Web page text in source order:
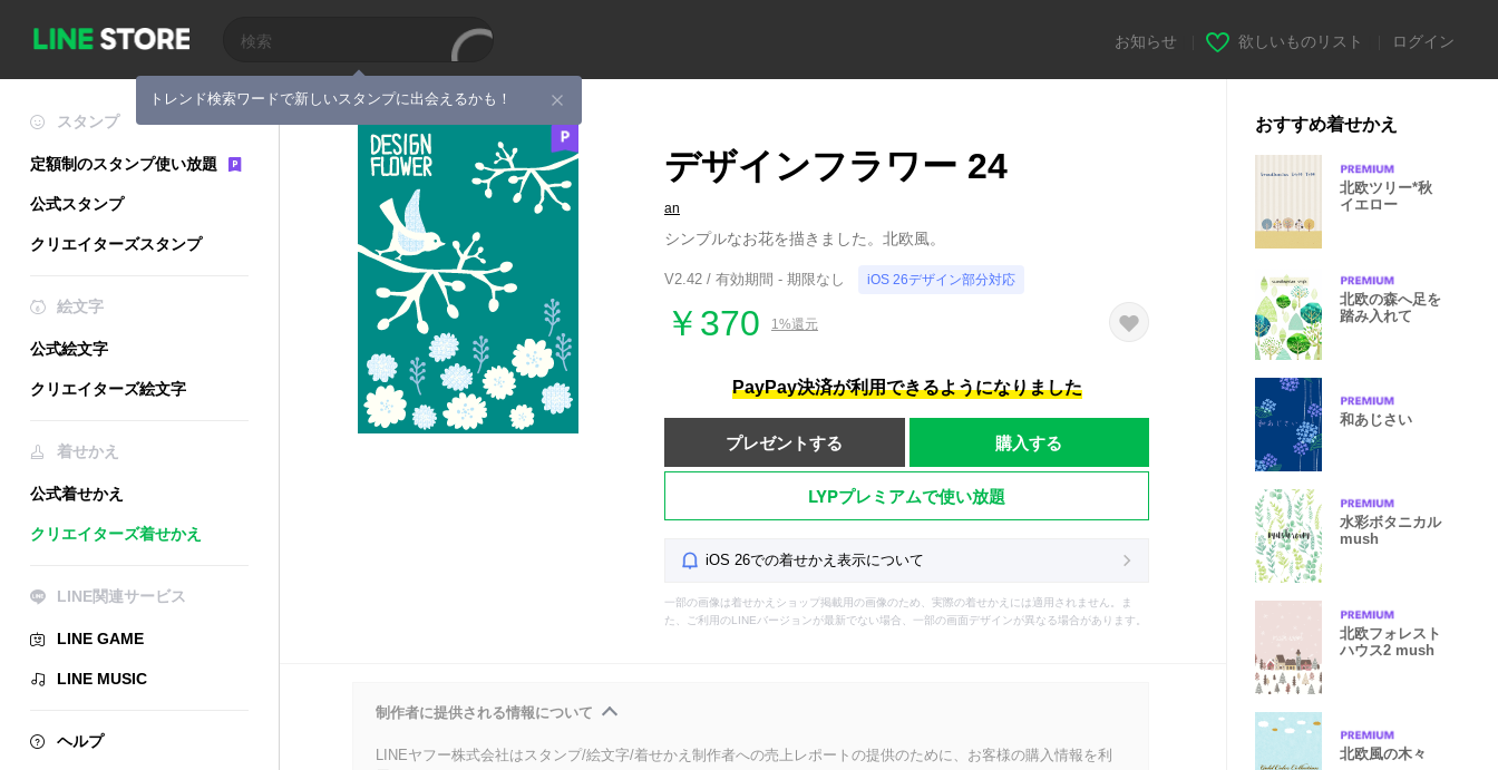
トレンド検索ワードで新しいスタンプに出会えるかも！
お知らせ 欲しいものリスト ログイン
スタンプ
定額制のスタンプ使い放題
公式スタンプ
クリエイターズスタンプ
絵文字
公式絵文字
クリエイターズ絵文字
着せかえ
公式着せかえ
クリエイターズ着せかえ
LINE関連サービス
LINE GAME
LINE MUSIC
ヘルプ
デザインフラワー 24
an
シンプルなお花を描きました。北欧風。
V2.42 / 有効期間 - 期限なし iOS 26デザイン部分対応
￥370 1%還元
PayPay決済が利用できるようになりました
プレゼントする 購入する
LYPプレミアムで使い放題
iOS 26での着せかえ表示について
一部の画像は着せかえショップ掲載用の画像のため、実際の着せかえには適用されません。ま
た、ご利用のLINEバージョンが最新でない場合、一部の画面デザインが異なる場合があります。
制作者に提供される情報について
LINEヤフー株式会社はスタンプ/絵文字/着せかえ制作者への売上レポートの提供のために、お客様の購入情報を利
おすすめ着せかえ
北欧ツリー*秋
イエロー
北欧の森へ足を
踏み入れて
和あじさい
水彩ボタニカル
mush
北欧フォレスト
ハウス2 mush
北欧風の木々